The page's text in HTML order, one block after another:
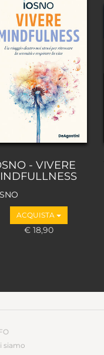
- VIVERE
ACQUISTA
€ 18,90
siamo